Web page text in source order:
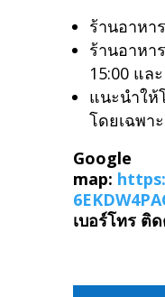
ร้านอาหา
ร้านอาหา
15:00 แล
แนะนำให้
โดยเฉพา
Google
map:
เบอร์โทร ติ